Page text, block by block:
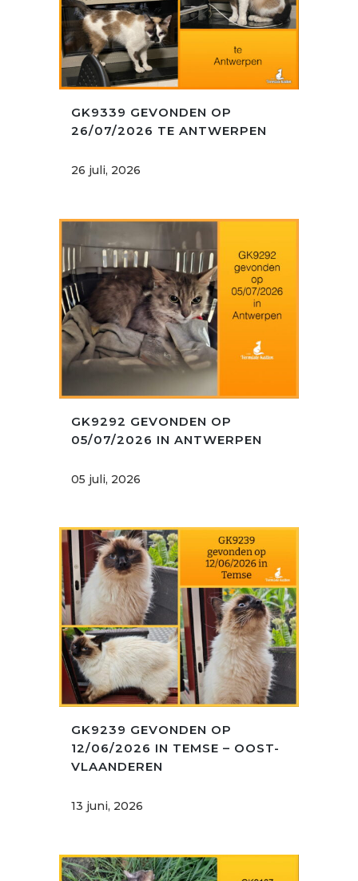
GK9339 GEVONDEN OP
26/07/2026 TE ANTWERPEN
26 juli, 2026
GK9292 GEVONDEN OP
05/07/2026 IN ANTWERPEN
05 juli, 2026
GK9239 GEVONDEN OP
12/06/2026 IN TEMSE – OOST-
VLAANDEREN
13 juni, 2026